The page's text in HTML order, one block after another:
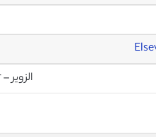
الزویر – Elsevier